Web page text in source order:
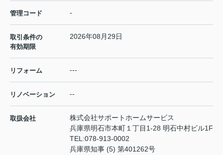
管理コード -
取引条件の
有効期限
2026年08月29日
リフォーム ---
リノベーション --
取扱会社
株式会社サポートホームサービス
兵庫県明石市本町１丁目1-28 明石中村ビル1F
TEL:078-913-0002
兵庫県知事 (5) 第401262号